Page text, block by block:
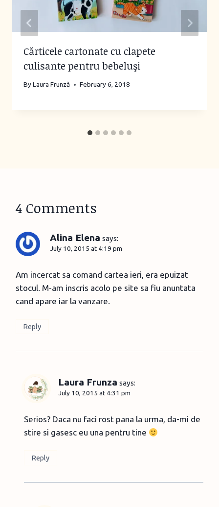
Cărticele cartonate cu clapete
culisante pentru bebeluşi
ByLaura Frunză February 6, 2018
4 Comments
Alina Elena says:
July 10, 2015 at 4:19 pm
Am incercat sa comand cartea ieri, era epuizat
stocul. M-am inscris acolo pe site sa fiu anuntata
cand apare iar la vanzare.
Reply
Laura Frunza says:
July 10, 2015 at 4:31 pm
Serios? Daca nu faci rost pana la urma, da-mi de
stire si gasesc eu una pentru tine
Reply